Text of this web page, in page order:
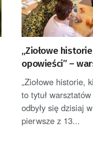
„Ziołowe
opowieści” –
w
„Ziołowe historie,
to tytuł
odbyły się dzisiaj
pierwsze z 13...